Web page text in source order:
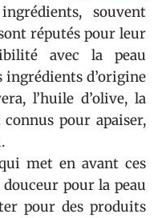
souvent
réputés pour leur
avec la peau
ingrédients d’origine
l’huile d’olive, la
pour apaiser,
met en avant ces
pour la peau
pour des produits